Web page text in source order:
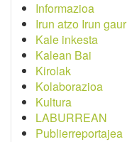
Informazioa
Irun atzo Irun gaur
Kale inkesta
Kalean Bai
Kirolak
Kolaborazioa
Kultura
LABURREAN
Publierreportajea